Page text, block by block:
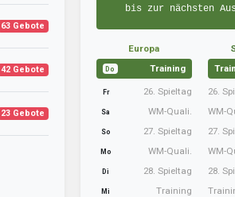
63 Gebote
42 Gebote
23 Gebote
bis zur nächsten
Europa
Do Training
Fr 26. Spieltag
Sa WM-Quali.
So 27. Spieltag
Mo WM-Quali.
Di 28. Spieltag
Mi Training
26.
WM-
27.
WM-
28.